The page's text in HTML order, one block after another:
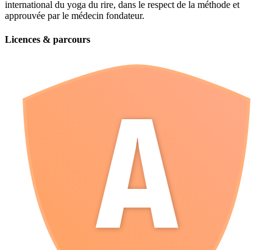
international du yoga du rire, dans le respect de la méthode et
approuvée par le médecin fondateur.
Licences & parcours